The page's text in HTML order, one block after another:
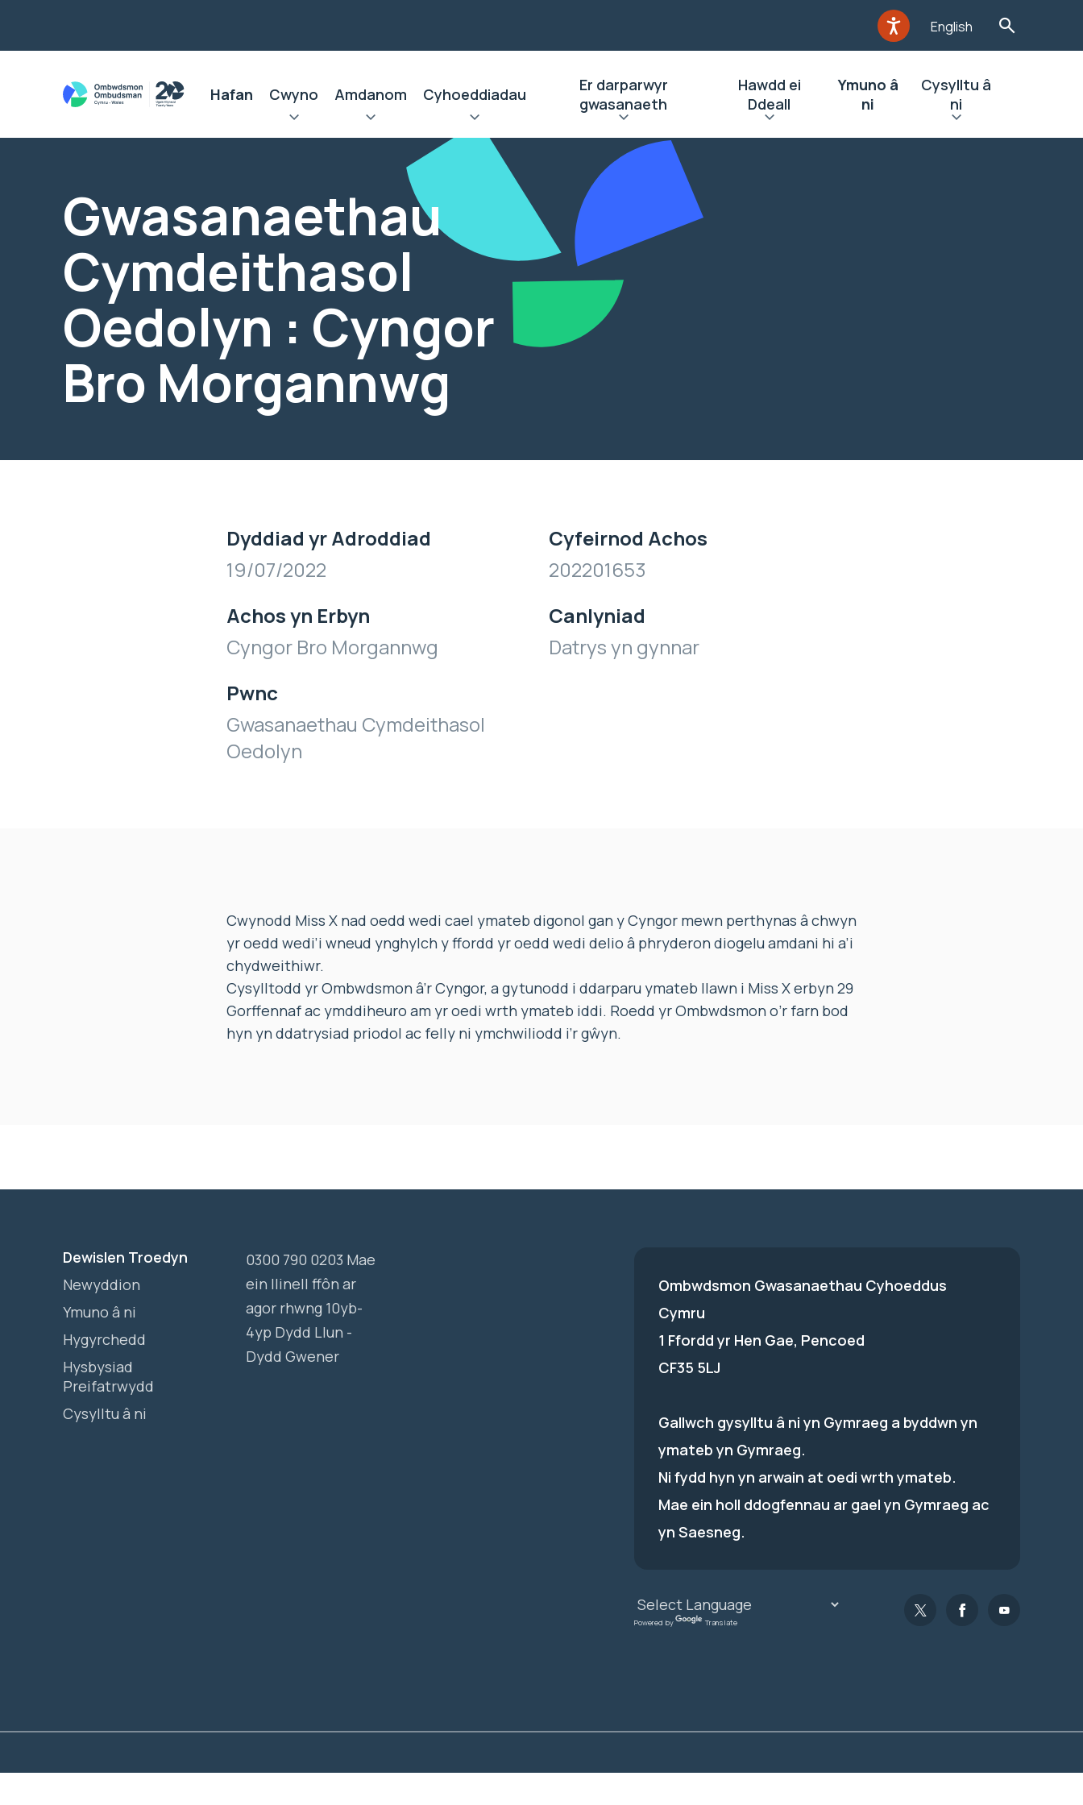
English
Hafan Cwyno Amdanom Cyhoeddiadau
Er darparwyr
gwasanaeth
Hawdd ei
Ddeall
Ymuno â
ni
Cysylltu â
ni
Gwasanaethau
Cymdeithasol
Oedolyn : Cyngor
Bro Morgannwg
Dyddiad yr Adroddiad
19/07/2022
Achos yn Erbyn
Cyngor Bro Morgannwg
Pwnc
Gwasanaethau Cymdeithasol
Oedolyn
Cyfeirnod Achos
202201653
Canlyniad
Datrys yn gynnar
Cwynodd Miss X nad oedd wedi cael ymateb digonol gan y Cyngor mewn perthynas â chwyn
yr oedd wedi’i wneud ynghylch y ffordd yr oedd wedi delio â phryderon diogelu amdani hi a’i
chydweithiwr.
Cysylltodd yr Ombwdsmon â’r Cyngor, a gytunodd i ddarparu ymateb llawn i Miss X erbyn 29
Gorffennaf ac ymddiheuro am yr oedi wrth ymateb iddi. Roedd yr Ombwdsmon o’r farn bod
hyn yn ddatrysiad priodol ac felly ni ymchwiliodd i’r gŵyn.
Dewislen Troedyn
Newyddion
Ymuno â ni
Hygyrchedd
Hysbysiad
Preifatrwydd
Cysylltu â ni
0300 790 0203 Mae
ein llinell ffôn ar
agor rhwng 10yb-
4yp Dydd Llun -
Dydd Gwener
Ombwdsmon Gwasanaethau Cyhoeddus
Cymru
1 Ffordd yr Hen Gae, Pencoed
CF35 5LJ
Gallwch gysylltu â ni yn Gymraeg a byddwn yn
ymateb yn Gymraeg.
Ni fydd hyn yn arwain at oedi wrth ymateb.
Mae ein holl ddogfennau ar gael yn Gymraeg ac
yn Saesneg.
Powered by Translate